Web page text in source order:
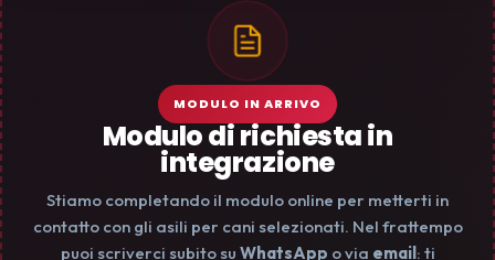
MODULO IN ARRIVO
Modulo di richiesta in
integrazione
Stiamo completando il modulo online per metterti in
contatto con gli asili per cani selezionati. Nel frattempo
puoi scriverci subito su WhatsApp o via email: ti